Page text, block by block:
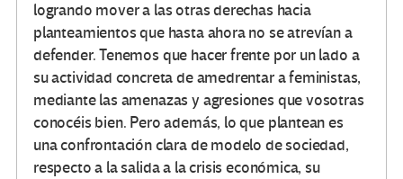
logrando mover a las otras derechas hacia
planteamientos que hasta ahora no se atrevían a
defender. Tenemos que hacer frente por un lado a
su actividad concreta de amedrentar a feministas,
mediante las amenazas y agresiones que vosotras
conocéis bien. Pero además, lo que plantean es
una confrontación clara de modelo de sociedad,
respecto a la salida a la crisis económica, su